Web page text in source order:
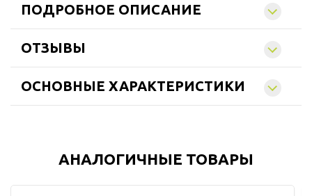
ПОДРОБНОЕ ОПИСАНИЕ
ОТЗЫВЫ
ОСНОВНЫЕ ХАРАКТЕРИСТИКИ
АНАЛОГИЧНЫЕ ТОВАРЫ